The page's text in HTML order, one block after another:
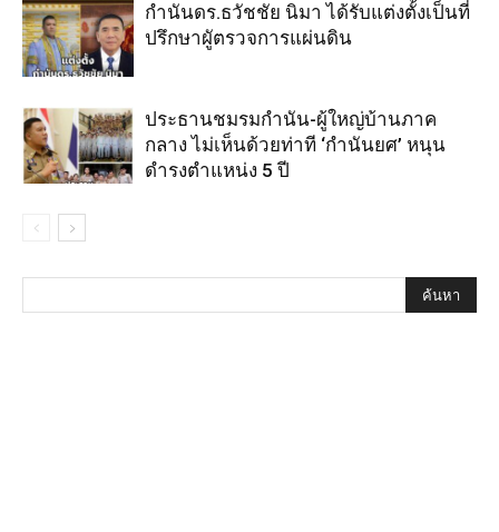
กำนันดร.ธวัชชัย นิมา ได้รับแต่งตั้งเป็นที่
ปรึกษาผูัตรวจการแผ่นดิน
ประธานชมรมกำนัน-ผู้ใหญ่บ้านภาค
กลาง ไม่เห็นด้วยท่าที ‘กำนันยศ’ หนุน
ดำรงตำแหน่ง 5 ปี